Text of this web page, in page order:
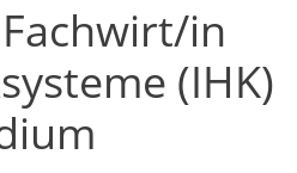
in
(IHK)